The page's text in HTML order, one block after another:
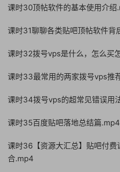
课时30顶帖软件的基本使用介绍
课时31聊聊各类贴吧顶帖软件背
课时32拨号vps是什么，怎么买
课时33最常用的两家拨号vps推
课时34拨号vps的超常见错误用
课时35百度贴吧落地总结篇.mp4
课时36【资源大汇总】贴吧付
合.mp4